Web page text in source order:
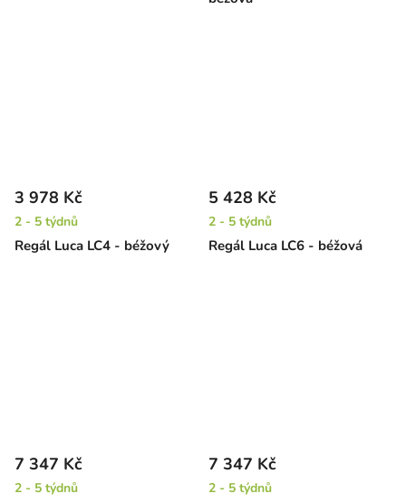
Regál Luca LC4 - béžový
3 978 Kč
2 - 5 týdnů
Regál Luca LC6 - béžová
5 428 Kč
2 - 5 týdnů
7 347 Kč
2 - 5 týdnů
7 347 Kč
2 - 5 týdnů